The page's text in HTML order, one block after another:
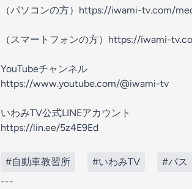
（パソコンの方）https://iwami-tv.com/
（スマートフォンの方）https://iwami-
YouTubeチャンネル
https://www.youtube.com/@iwami-tv
いわみTV公式LINEアカウント
https://lin.ee/5z4E9Ed
#自動車教習所 #いわみTV #バス
---